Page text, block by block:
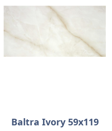
Baltra Ivory 59x119